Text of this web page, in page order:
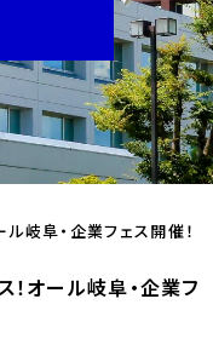
岐阜・企業フェス開催！
オール岐阜・企業フ